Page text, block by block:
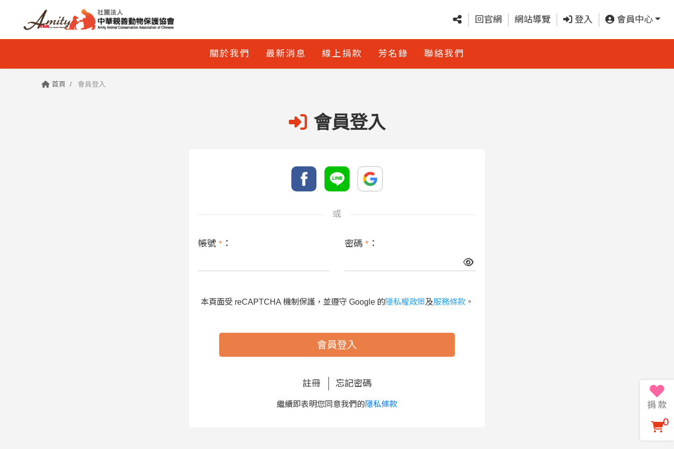
回官網 網站導覽 登入 會員中心
關於我們 最新消息 線上捐款 芳名錄 聯絡我們
首頁 會員登入
會員登入
或
帳號 * ： 密碼 * ：
本頁面受 reCAPTCHA 機制保護，並遵守 Google 的隱私權政策及服務條款 。
會員登入
註冊 忘記密碼
繼續即表明您同意我們的隱私條款
0